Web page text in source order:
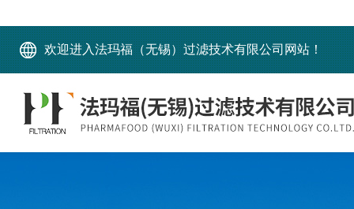
欢迎进入法玛福（无锡）过滤技术有限公司网站！